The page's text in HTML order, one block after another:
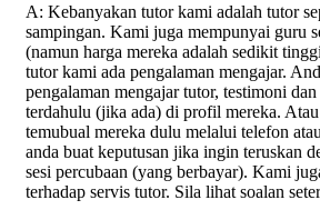
A: Kebanyakan tutor kami adalah tutor
sampingan. Kami juga mempunyai guru
(namun harga mereka adalah sedikit
tutor kami ada pengalaman mengajar.
pengalaman mengajar tutor, testimoni
terdahulu (jika ada) di profil mereka.
temubual mereka dulu melalui telefon
anda buat keputusan jika ingin teruskan
sesi percubaan (yang berbayar). Kami
terhadap servis tutor. Sila lihat soalan